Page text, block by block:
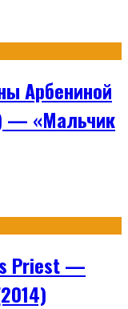
Арбениной
— «Мальчик
Priest —